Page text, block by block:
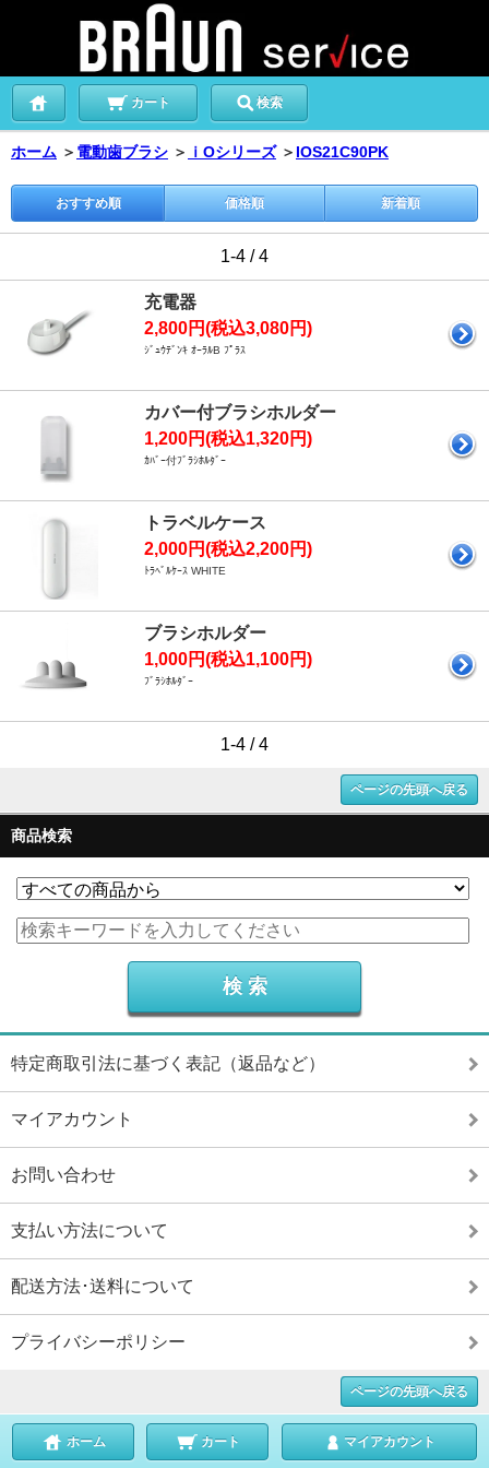
カート 検索
ホーム ＞ 電動歯ブラシ ＞ ｉOシリーズ ＞ IOS21C90PK
おすすめ順 価格順 新着順
1-4 / 4
充電器
2,800円(税込3,080円)
ｼﾞｭｳﾃﾞﾝｷ ｵｰﾗﾙB ﾌﾟﾗｽ
カバー付ブラシホルダー
1,200円(税込1,320円)
ｶﾊﾞｰ付ﾌﾞﾗｼﾎﾙﾀﾞｰ
トラベルケース
2,000円(税込2,200円)
ﾄﾗﾍﾞﾙｹｰｽ WHITE
ブラシホルダー
1,000円(税込1,100円)
ﾌﾞﾗｼﾎﾙﾀﾞｰ
1-4 / 4
ページの先頭へ戻る
商品検索
特定商取引法に基づく表記（返品など）
マイアカウント
お問い合わせ
支払い方法について
配送方法･送料について
プライバシーポリシー
ページの先頭へ戻る
ホーム カート マイアカウント